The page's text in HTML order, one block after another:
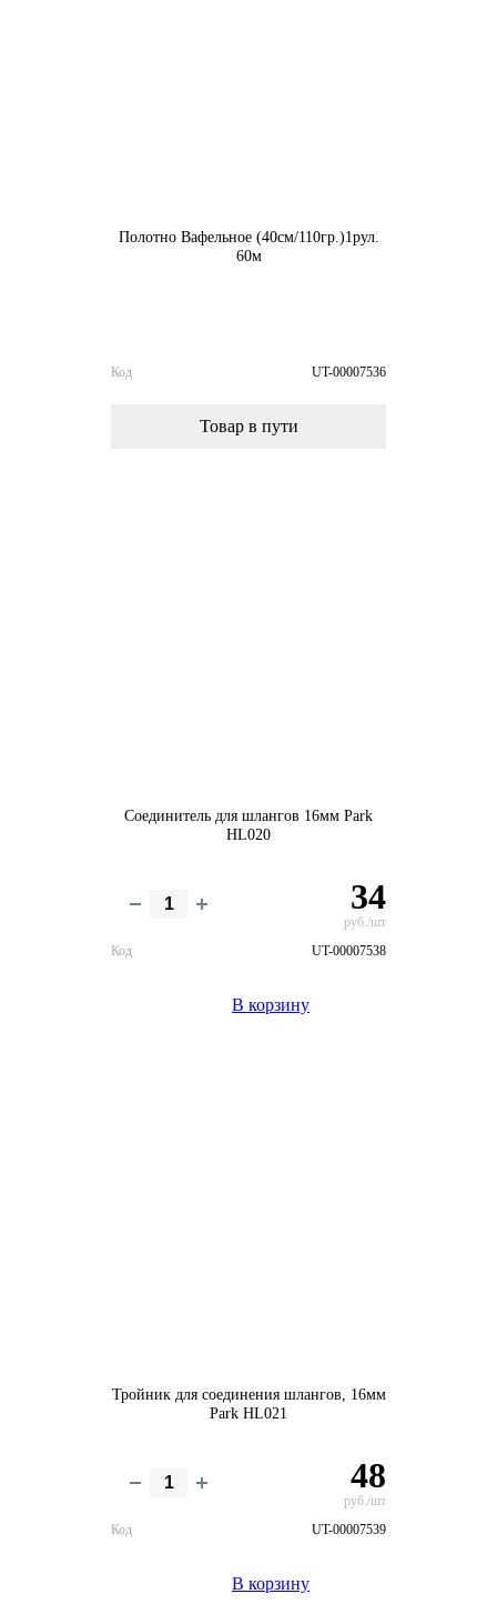
Полотно Вафельное (40см/110гр.)1рул.
60м
Код UT-00007536
Товар в пути
Соединитель для шлангов 16мм Park
HL020
34
руб./шт
Код
UT-00007538
В корзину
Тройник для соединения шлангов, 16мм
Park HL021
48
руб./шт
Код
UT-00007539
В корзину